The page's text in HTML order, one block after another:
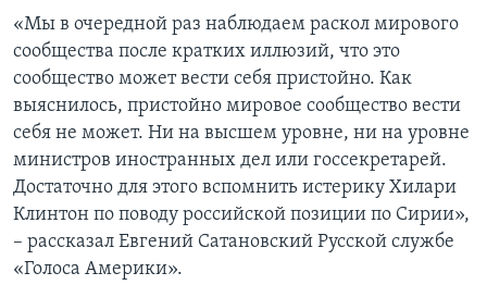
«Мы в очередной раз наблюдаем раскол мирового
сообщества после кратких иллюзий, что это
сообщество может вести себя пристойно. Как
выяснилось, пристойно мировое сообщество вести
себя не может. Ни на высшем уровне, ни на уровне
министров иностранных дел или госсекретарей.
Достаточно для этого вспомнить истерику Хилари
Клинтон по поводу российской позиции по Сирии»,
– рассказал Евгений Сатановский Русской службе
«Голоса Америки».